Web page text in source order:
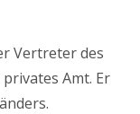
Vertreter des
Amt. Er